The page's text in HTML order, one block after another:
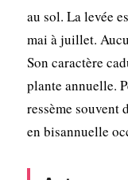
au sol. La levée
mai à juillet.
Son caractère
plante annuelle.
ressème souvent
en bisannuelle